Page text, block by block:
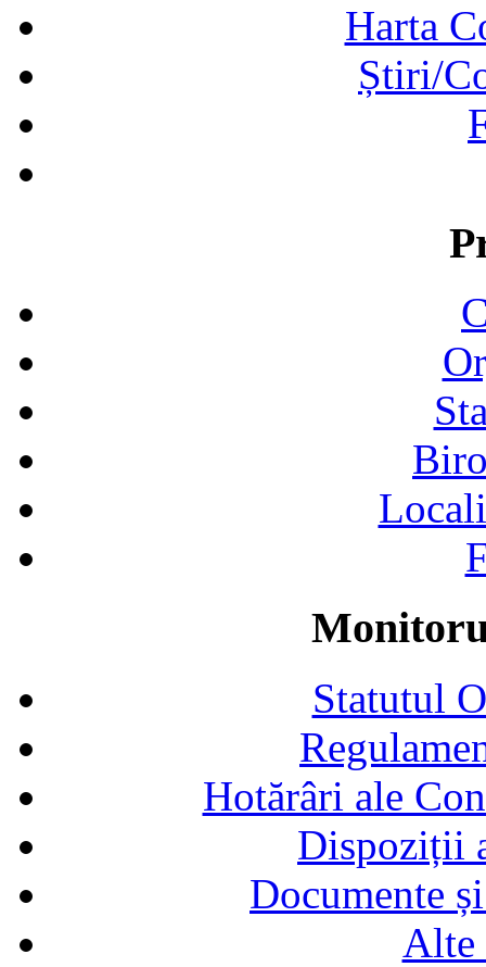
Harta
Știri/
Statutul
Hotărâri ale
Dispoziții
Documente
Alte